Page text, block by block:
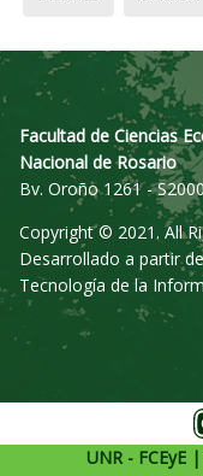
Facultad de Ciencias
Nacional de Rosario
Bv. Oroño 1261 -
Copyright © 2021. All
Desarrollado a partir
Tecnología de la
UNR - FCEyE